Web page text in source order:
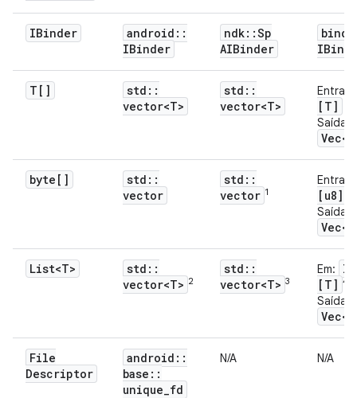
IBinder android ::
IBinder
ndk::Sp
AIBinder
T[] std ::
vector<T>
std ::
vector<T>
[T]
Saída:
byte[] std ::
vector
std ::
vector 1 [u8]
Saída:
List<T> std ::
vector<T> 2
std ::
vector<T> 3
Em:
[T] 4
Saída:
File
Descriptor
android ::
base ::
unique_fd
N/A N/A